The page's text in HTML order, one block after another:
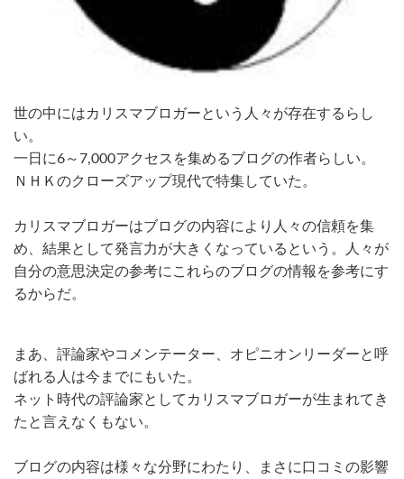
世の中にはカリスマブロガーという人々が存在するらし
い。
一日に6～7,000アクセスを集めるブログの作者らしい。
ＮＨＫのクローズアップ現代で特集していた。
カリスマブロガーはブログの内容により人々の信頼を集
め、結果として発言力が大きくなっているという。人々が
自分の意思決定の参考にこれらのブログの情報を参考にす
るからだ。
まあ、評論家やコメンテーター、オピニオンリーダーと呼
ばれる人は今までにもいた。
ネット時代の評論家としてカリスマブロガーが生まれてき
たと言えなくもない。
ブログの内容は様々な分野にわたり、まさに口コミの影響